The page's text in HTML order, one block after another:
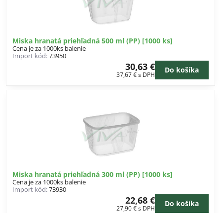
Miska hranatá priehľadná 500 ml (PP) [1000 ks]
Cena je za 1000ks balenie
Import kód:73950
30,63 €
37,67 €s DPH
Do košíka
Miska hranatá priehľadná 300 ml (PP) [1000 ks]
Cena je za 1000ks balenie
Import kód:73930
22,68 €
27,90 €s DPH
Do košíka